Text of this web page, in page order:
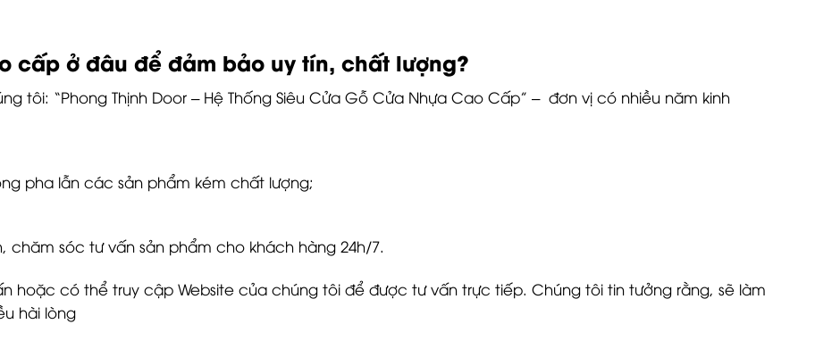
cấp ở đâu để đảm bảo uy tín, chất lượng?
tôi: “Phong Thịnh Door – Hệ Thống Siêu Cửa Gỗ Cửa Nhựa Cao Cấp” – đơn vị có nhiều năm kinh
pha lẫn các sản phẩm kém chất lượng;
chăm sóc tư vấn sản phẩm cho khách hàng 24h/7.
hoặc có thể truy cập Website của chúng tôi để được tư vấn trực tiếp. Chúng tôi tin tưởng rằng, sẽ làm
hài lòng